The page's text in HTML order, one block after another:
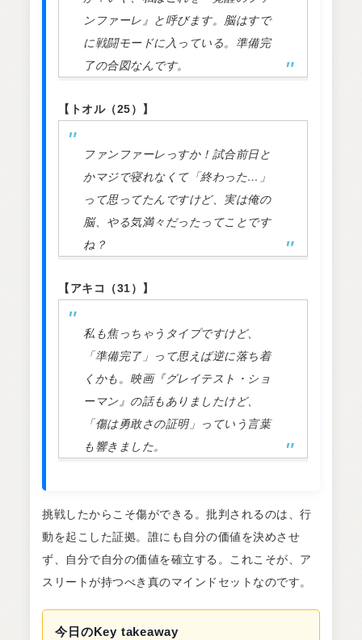
ンファーレ』と呼びます。脳はすで
に戦闘モードに入っている。準備完
了の合図なんです。
【トオル（25）】
ファンファーレっすか！試合前日と
かマジで寝れなくて「終わった…」
って思ってたんですけど、実は俺の
脳、やる気満々だったってことです
ね？
【アキコ（31）】
私も焦っちゃうタイプですけど、
「準備完了」って思えば逆に落ち着
くかも。映画『グレイテスト・ショ
ーマン』の話もありましたけど、
「傷は勇敢さの証明」っていう言葉
も響きました。
挑戦したからこそ傷ができる。批判されるのは、行
動を起こした証拠。誰にも自分の価値を決めさせ
ず、自分で自分の価値を確立する。これこそが、ア
スリートが持つべき真のマインドセットなのです。
今日のKey takeaway